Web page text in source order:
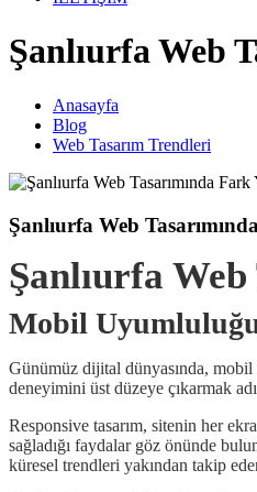
Şanlıurfa Web
Anasayfa
Blog
Web Tasarım Trendleri
Şanlıurfa Web
Şanlıurfa
Mobil
Günümüz dijital dünyasında, mobil
deneyimini üst düzeye çıkarmak
Responsive tasarım, sitenin her
sağladığı faydalar göz önünde
küresel trendleri yakından takip